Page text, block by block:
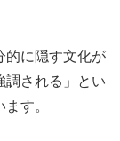
的に隠す文化が
調される」とい
す。